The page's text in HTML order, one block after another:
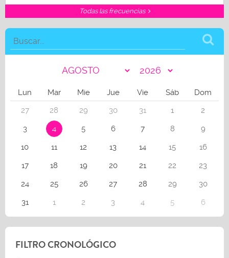
Todas las frecuencias
Lun Mar Mie Jue Vie Sáb
Dom
27
28 29 30 31 1
2
3
4 5 6 7 8
9
10
11 12 13 14 15
16
17
18 19 20 21 22
23
24
25 26 27 28 29
30
31
1 2 3 4 5 6
FILTRO CRONOLÓGICO